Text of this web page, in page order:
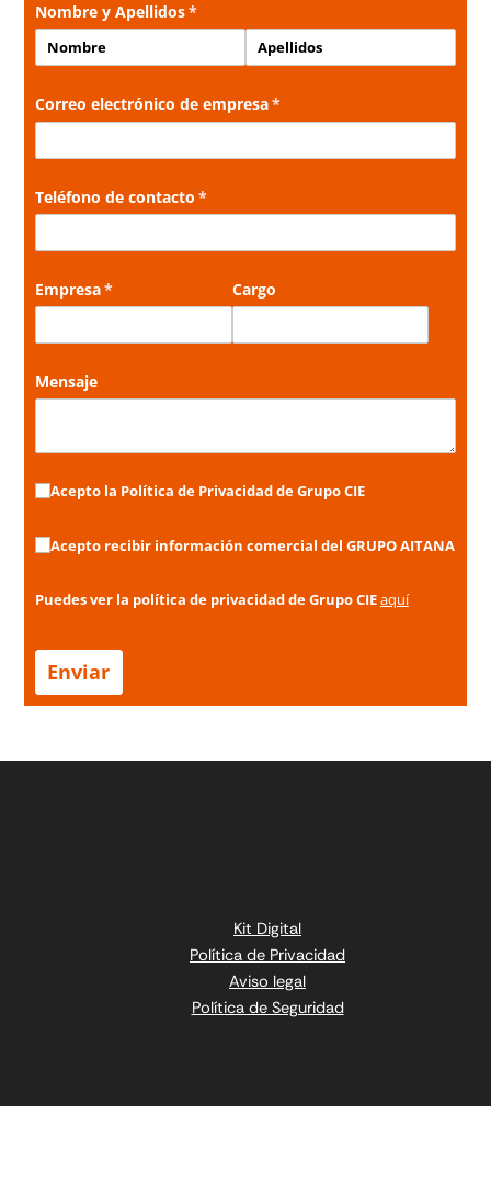
Nombre y Apellidos*
(necesario)
Correo electrónico de empresa*
(necesario)
Teléfono de contacto *
(necesario)
Empresa*
(necesario) Cargo
Mensaje
Acepto la Política de Privacidad de Grupo CIE
Acepto la Política de Privacidad de Grupo CIE
Acepto recibir información comercial del GRUPO AITANA
Acepto recibir información comercial del GRUPO AITANA
Puedes ver la política de privacidad de Grupo CIEaquí
Enviar
Kit Digital
Política de Privacidad
Aviso legal
Política de Seguridad